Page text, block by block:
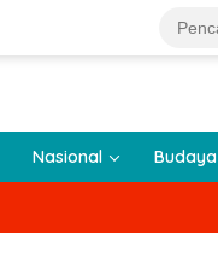
Nasional Budaya